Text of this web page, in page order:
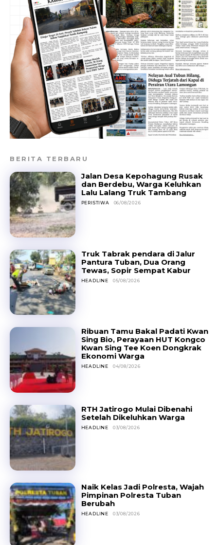
BERITA TERBARU
Jalan Desa Kepohagung Rusak
dan Berdebu, Warga Keluhkan
Lalu Lalang Truk Tambang
PERISTIWA 06/08/2026
Truk Tabrak pendara di Jalur
Pantura Tuban, Dua Orang
Tewas, Sopir Sempat Kabur
HEADLINE 05/08/2026
Ribuan Tamu Bakal Padati Kwan
Sing Bio, Perayaan HUT Kongco
Kwan Sing Tee Koen Dongkrak
Ekonomi Warga
HEADLINE 04/08/2026
RTH Jatirogo Mulai Dibenahi
Setelah Dikeluhkan Warga
HEADLINE 03/08/2026
Naik Kelas Jadi Polresta, Wajah
Pimpinan Polresta Tuban
Berubah
HEADLINE 03/08/2026